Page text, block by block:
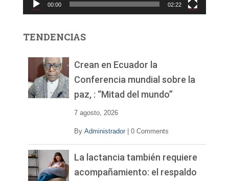
d
00:00 02:22
TENDENCIAS
Crean en Ecuador la
Conferencia mundial sobre la
paz, : “Mitad del mundo”
7 agosto, 2026
By Administrador 0 Comments
La lactancia también requiere
acompañamiento: el respaldo